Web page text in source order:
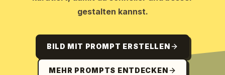
gestalten kannst.
BILD MIT PROMPT ERSTELLEN
MEHR PROMPTS ENTDECKEN